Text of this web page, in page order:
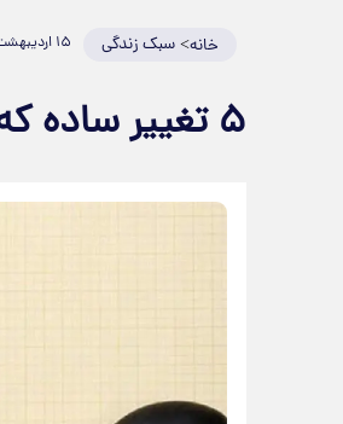
خانه>سبک زندگی ۱۵ اردیبهشت ۱۴۰۵
۵ تغییر ساده که می‌تواند فشار خون را پایین بیاورد